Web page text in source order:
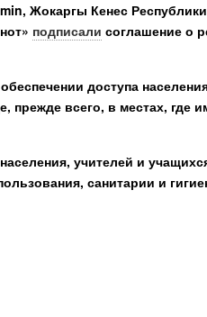
Жокаргы Кенес Республики
подписали соглашение о
доступа
прежде всего, в местах, где
учителей и
санитарии и